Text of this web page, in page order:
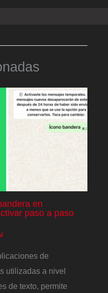
en
paso a paso
de
utilizadas a nivel
de texto, permite